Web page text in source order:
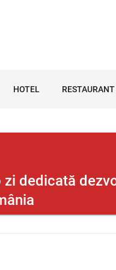
HOTEL RESTAURANT
dedicată